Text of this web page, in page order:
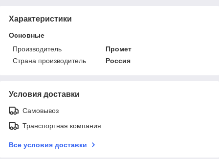
Характеристики
Основные
Производитель
Промет
Страна производитель
Россия
Условия доставки
Самовывоз
Транспортная компания
Все условия доставки